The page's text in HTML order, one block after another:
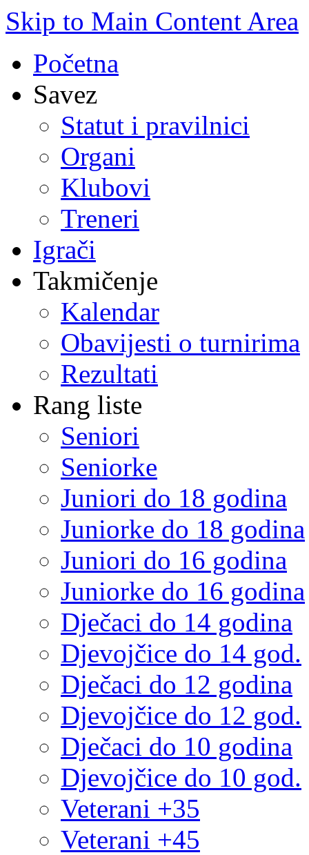
Skip to Main Content Area
Početna
Savez
Statut i pravilnici
Organi
Klubovi
Treneri
Igrači
Takmičenje
Kalendar
Obavijesti o turnirima
Rezultati
Rang liste
Seniori
Seniorke
Juniori do 18 godina
Juniorke do 18 godina
Juniori do 16 godina
Juniorke do 16 godina
Dječaci do 14 godina
Djevojčice do 14 god.
Dječaci do 12 godina
Djevojčice do 12 god.
Dječaci do 10 godina
Djevojčice do 10 god.
Veterani +35
Veterani +45